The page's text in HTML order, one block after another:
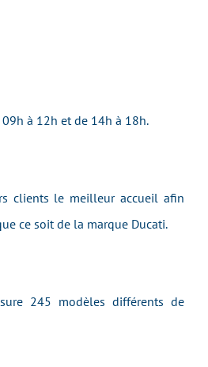
à 12h et de 14h à 18h.
clients le meilleur accueil afin
ce soit de la marque Ducati.
245 modèles différents de